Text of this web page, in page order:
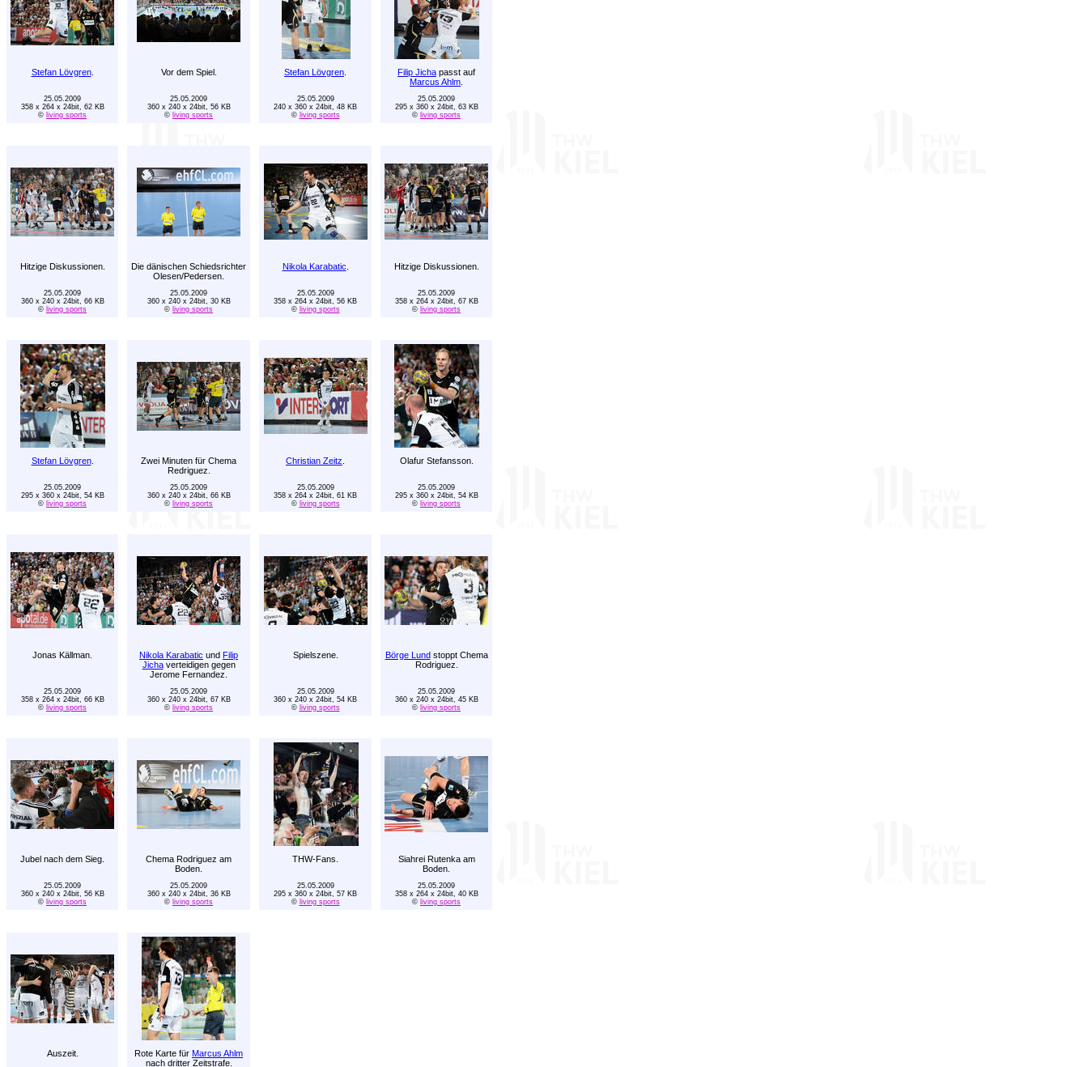
Stefan Lövgren. Vor dem Spiel. Stefan Lövgren Filip Jicha passt auf
Marcus Ahlm
25.05.2009
358 x 264 x 24bit, 62 KB
© living sports
25.05.2009
360 x 240 x 24bit, 56 KB
© living sports
25.05.2009
240 x 360 x 24bit, 48 KB
© living sports
25.05.2009
295 x 360 x 24bit, 63 KB
© living sports
Hitzige Diskussionen.
Die dänischen Schiedsrichter
Olesen/Pedersen.
Nikola Karabatic Hitzige Diskussionen.
25.05.2009
360 x 240 x 24bit, 66 KB
© living sports
25.05.2009
360 x 240 x 24bit, 30 KB
© living sports
25.05.2009
358 x 264 x 24bit, 56 KB
© living sports
25.05.2009
358 x 264 x 24bit, 67 KB
© living sports
Stefan Lövgren.
Zwei Minuten für Chema
Redriguez.
Christian Zeitz Olafur Stefansson.
25.05.2009
295 x 360 x 24bit, 54 KB
© living sports
25.05.2009
360 x 240 x 24bit, 66 KB
© living sports
25.05.2009
358 x 264 x 24bit, 61 KB
© living sports
25.05.2009
295 x 360 x 24bit, 54 KB
© living sports
Jonas Källman. Nikola Karabatic und Filip
Jichaverteidigen gegen
Jerome Fernandez.
Spielszene. Börge Lund stoppt Chema
Rodriguez.
25.05.2009
358 x 264 x 24bit, 66 KB
© living sports
25.05.2009
360 x 240 x 24bit, 67 KB
© living sports
25.05.2009
360 x 240 x 24bit, 54 KB
© living sports
25.05.2009
360 x 240 x 24bit, 45 KB
© living sports
Jubel nach dem Sieg.
Chema Rodriguez am
Boden.
THW-Fans.
Siahrei Rutenka am
Boden.
25.05.2009
360 x 240 x 24bit, 56 KB
© living sports
25.05.2009
360 x 240 x 24bit, 36 KB
© living sports
25.05.2009
295 x 360 x 24bit, 57 KB
© living sports
25.05.2009
358 x 264 x 24bit, 40 KB
© living sports
Auszeit. Rote Karte für Marcus Ahlm
nach dritter Zeitstrafe.